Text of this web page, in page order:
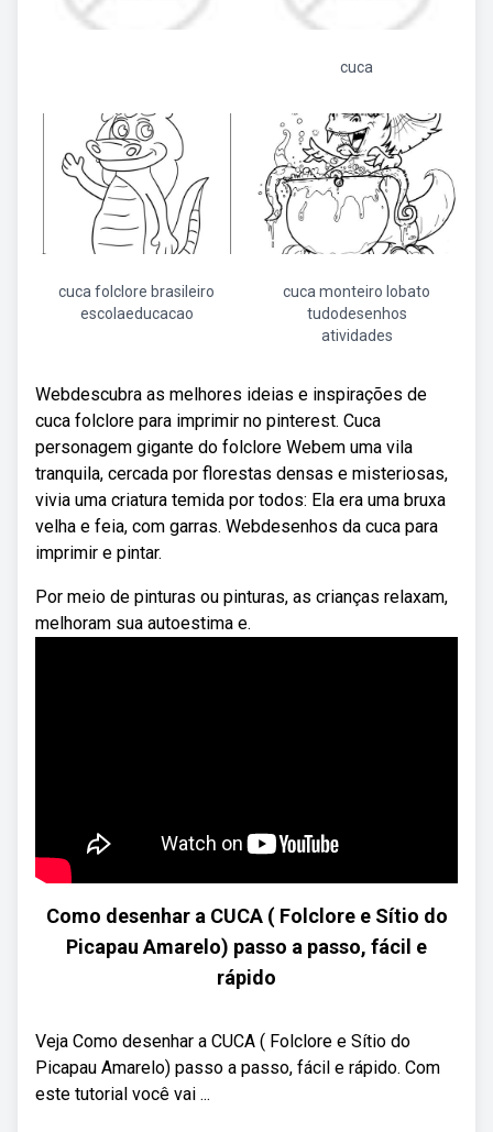
cuca
cuca folclore brasileiro
escolaeducacao
cuca monteiro lobato
tudodesenhos
atividades
Webdescubra as melhores ideias e inspirações de
cuca folclore para imprimir no pinterest. Cuca
personagem gigante do folclore Webem uma vila
tranquila, cercada por florestas densas e misteriosas,
vivia uma criatura temida por todos: Ela era uma bruxa
velha e feia, com garras. Webdesenhos da cuca para
imprimir e pintar.
Por meio de pinturas ou pinturas, as crianças relaxam,
melhoram sua autoestima e.
Como desenhar a CUCA ( Folclore e Sítio do
Picapau Amarelo) passo a passo, fácil e
rápido
Veja Como desenhar a CUCA ( Folclore e Sítio do
Picapau Amarelo) passo a passo, fácil e rápido. Com
este tutorial você vai ...